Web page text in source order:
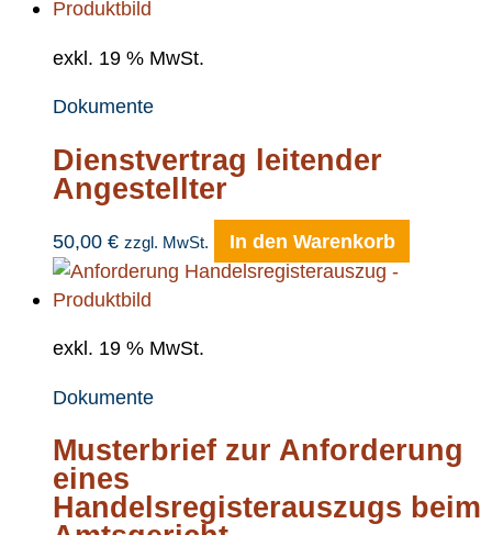
exkl. 19 % MwSt.
Dokumente
Dienstvertrag leitender
Angestellter
50,00 € zzgl. MwSt. In den Warenkorb
exkl. 19 % MwSt.
Dokumente
Musterbrief zur Anforderung
eines
Handelsregisterauszugs beim